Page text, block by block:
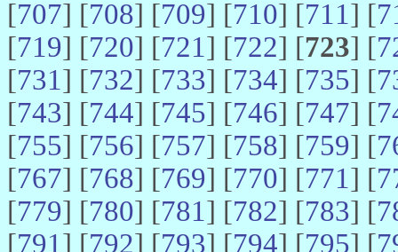
[707] [708] [709] [710] [711] [
[719] [720] [721] [722] [723] [
[731] [732] [733] [734] [735] [
[743] [744] [745] [746] [747] [
[755] [756] [757] [758] [759] [
[767] [768] [769] [770] [771] [
[779] [780] [781] [782] [783] [
[791] [792] [793] [794] [795] [